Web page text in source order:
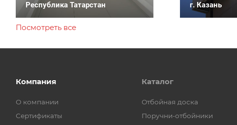
Республика Татарстан
г. Казань
Посмотреть все
Компания
О компании
Сертификаты
Каталог
Отбойная доска
Поручни-отбойники